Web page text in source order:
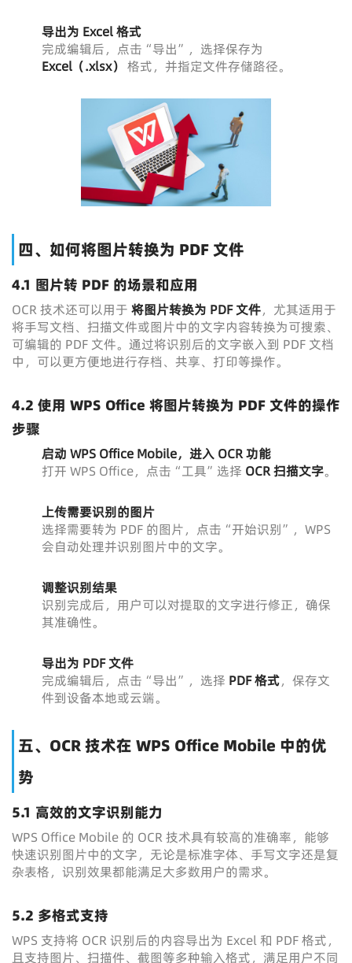
导出为 Excel 格式
完成编辑后，点击“导出”，选择保存为
Excel（.xlsx） 格式，并指定文件存储路径。
四、如何将图片转换为 PDF 文件
4.1 图片转 PDF 的场景和应用
OCR 技术还可以用于 将图片转换为 PDF 文件，尤其适用于
将手写文档、扫描文件或图片中的文字内容转换为可搜索、
可编辑的 PDF 文件。通过将识别后的文字嵌入到 PDF 文档
中，可以更方便地进行存档、共享、打印等操作。
4.2 使用 WPS Office 将图片转换为 PDF 文件的操作
步骤
启动 WPS Office Mobile，进入 OCR 功能
打开 WPS Office，点击“工具”选择 OCR 扫描文字。
上传需要识别的图片
选择需要转为 PDF 的图片，点击“开始识别”，WPS
会自动处理并识别图片中的文字。
调整识别结果
识别完成后，用户可以对提取的文字进行修正，确保
其准确性。
导出为 PDF 文件
完成编辑后，点击“导出”，选择 PDF 格式，保存文
件到设备本地或云端。
五、OCR 技术在 WPS Office Mobile 中的优
势
5.1 高效的文字识别能力
WPS Office Mobile 的 OCR 技术具有较高的准确率，能够
快速识别图片中的文字，无论是标准字体、手写文字还是复
杂表格，识别效果都能满足大多数用户的需求。
5.2 多格式支持
WPS 支持将 OCR 识别后的内容导出为 Excel 和 PDF 格式，
且支持图片、扫描件、截图等多种输入格式，满足用户不同